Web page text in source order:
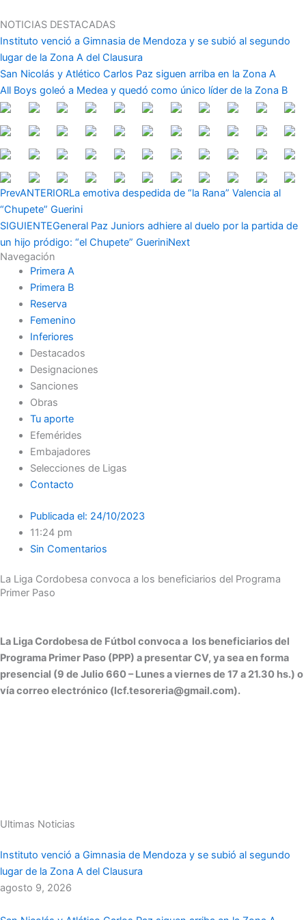
al
contenido
NOTICIAS DESTACADAS
Instituto venció a Gimnasia de Mendoza y se subió al segundo
lugar de la Zona A del Clausura
San Nicolás y Atlético Carlos Paz siguen arriba en la Zona A
All Boys goleó a Medea y quedó como único líder de la Zona B
PrevANTERIORLa emotiva despedida de “la Rana” Valencia al
“Chupete” Guerini
SIGUIENTEGeneral Paz Juniors adhiere al duelo por la partida de
un hijo pródigo: “el Chupete” GueriniNext
Navegación
Primera A
Primera B
Reserva
Femenino
Inferiores
Destacados
Designaciones
Sanciones
Obras
Tu aporte
Efemérides
Embajadores
Selecciones de Ligas
Contacto
Publicada el: 24/10/2023
11:24 pm
Sin Comentarios
La Liga Cordobesa convoca a los beneficiarios del Programa
Primer Paso
La Liga Cordobesa de Fútbol convoca a los beneficiarios del
Programa Primer Paso (PPP) a presentar CV, ya sea en forma
presencial (9 de Julio 660 – Lunes a viernes de 17 a 21.30 hs.) o
vía correo electrónico (lcf.tesoreria@gmail.com).
Ultimas Noticias
Instituto venció a Gimnasia de Mendoza y se subió al segundo
lugar de la Zona A del Clausura
agosto 9, 2026